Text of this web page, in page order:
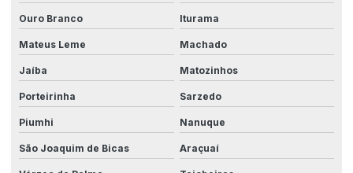
Tecnologia de integração industrial
Ouro Branco Iturama
Mateus Leme Machado
Jaíba Matozinhos
Porteirinha Sarzedo
Piumhi Nanuque
São Joaquim de Bicas Araçuaí